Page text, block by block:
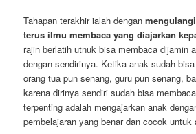
Tahapan terakhir ialah dengan
terus ilmu membaca yang diajarkan
rajin berlatih utnuk bisa membaca dijamin
dengan sendirinya. Ketika anak sudah
orang tua pun senang, guru pun senang,
karena dirinya sendiri sudah bisa
terpenting adalah mengajarkan anak
pembelajaran yang benar dan cocok untuk